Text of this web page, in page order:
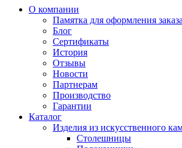
О компании
Памятка для оформления заказа
Блог
Сертификаты
История
Отзывы
Новости
Партнерам
Производство
Гарантии
Каталог
Изделия из искусственного
Столешницы